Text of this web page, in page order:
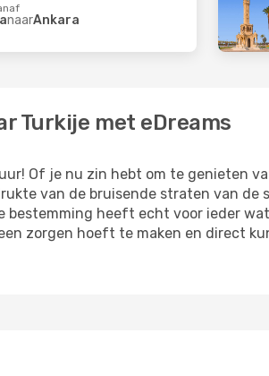
naarAnkara
Turkije met eDreams
Of je nu zin hebt om te genieten
van de bruisende straten van de
heeft echt voor ieder
zorgen hoeft te maken en direct